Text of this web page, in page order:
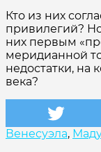
Кто из них
привилегий?
них первым
меридианной
недостатки, на
века?
Венесуэла,